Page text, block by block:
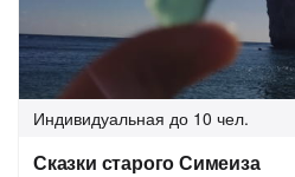
Индивидуальная до 10 чел.
Сказки старого Симеиза